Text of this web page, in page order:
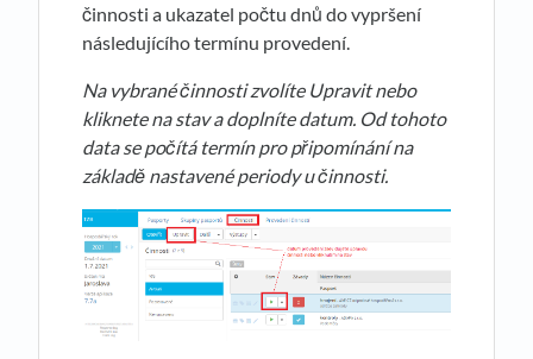
činnosti a ukazatel počtu dnů do vypršení
následujícího termínu provedení.
Na vybrané činnosti zvolíte Upravit nebo
kliknete na stav a doplníte datum. Od tohoto
data se počítá termín pro připomínání na
základě nastavené periody u činnosti.